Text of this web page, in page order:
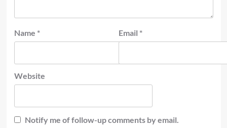
Name * Email *
Website
Notify me of follow-up comments by email.